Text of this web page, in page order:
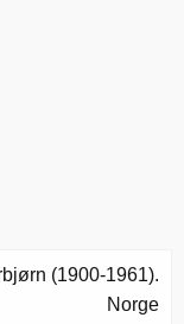
(1900-1961).
Norge